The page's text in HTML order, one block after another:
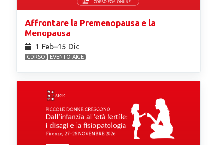
Affrontare la Premenopausa e la
Menopausa
1 Feb⁠–15 Dic
CORSO EVENTO AIGE